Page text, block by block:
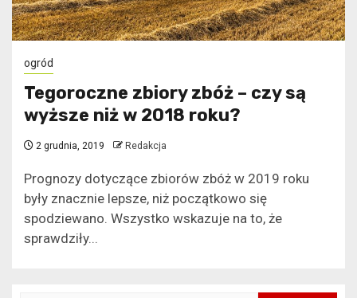
ogród
Tegoroczne zbiory zbóż – czy są
wyższe niż w 2018 roku?
2 grudnia, 2019 Redakcja
Prognozy dotyczące zbiorów zbóż w 2019 roku
były znacznie lepsze, niż początkowo się
spodziewano. Wszystko wskazuje na to, że
sprawdziły...